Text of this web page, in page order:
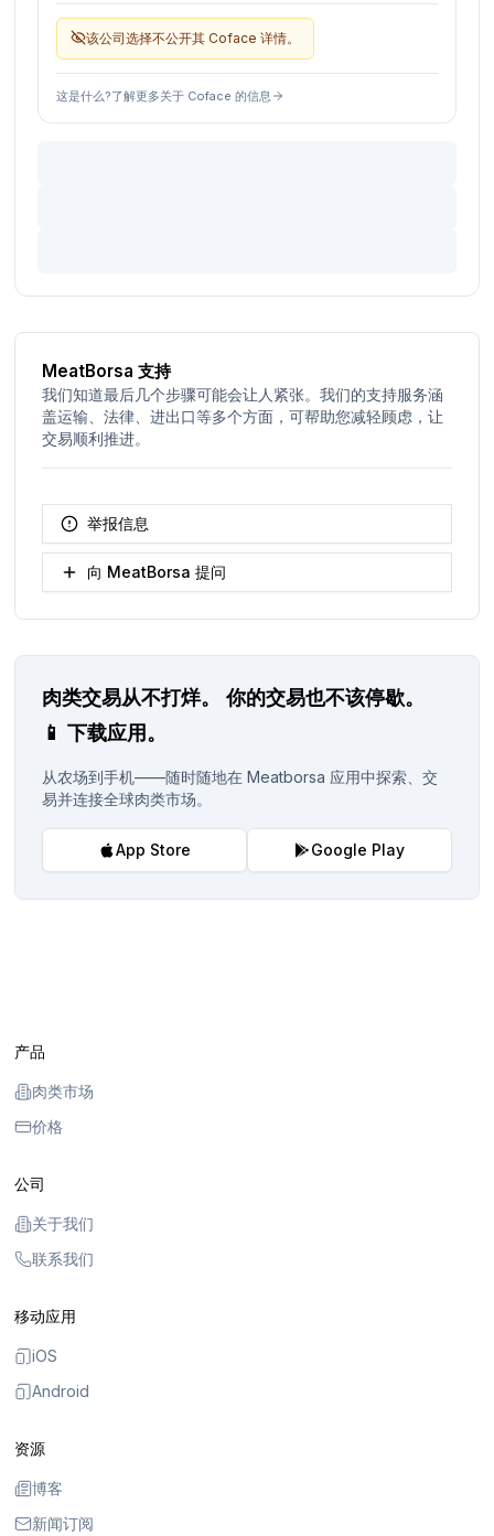
该公司选择不公开其 Coface 详情。
这是什么?了解更多关于 Coface 的信息
MeatBorsa 支持
我们知道最后几个步骤可能会让人紧张。我们的支持服务涵
盖运输、法律、进出口等多个方面，可帮助您减轻顾虑，让
交易顺利推进。
举报信息
向 MeatBorsa 提问
肉类交易从不打烊。
你的交易也不该停歇。
📱下载应用。
从农场到手机——随时随地在 Meatborsa 应用中探索、交
易并连接全球肉类市场。
App Store Google Play
产品
肉类市场
价格
公司
关于我们
联系我们
移动应用
iOS
Android
资源
博客
新闻订阅